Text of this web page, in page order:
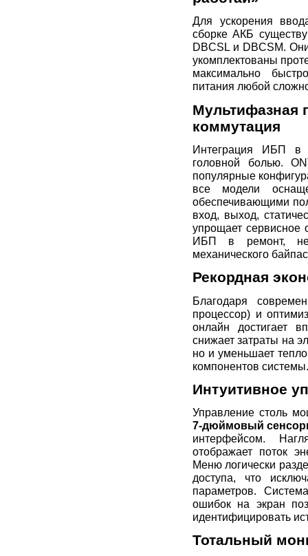
Для ускорения
сборке АКБ
DBCSL и DBCSM.
укомплектованы
максимально
питания любой
Мультифазная
коммутация
Интеграция ИБП в
головной болью.
популярные
все модели
обеспечивающими
вход, выход,
упрощает сервисное
ИБП в ремонт, не
механического
Рекордная
Благодаря
процессор) и
онлайн достигает
снижает затраты на
но и уменьшает
компонентов системы.
Интуитивное
Управление столь
7-дюймовый
интерфейсом.
отображает поток
Меню логически
доступа, что
параметров.
ошибок на экран
идентифицировать
Тотальный